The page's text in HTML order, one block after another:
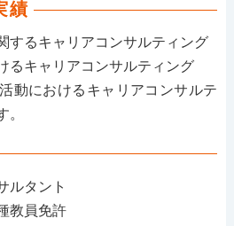
績
するキャリアコンサルティング
るキャリアコンサルティング
動におけるキャリアコンサルテ
。
ルタント
教員免許